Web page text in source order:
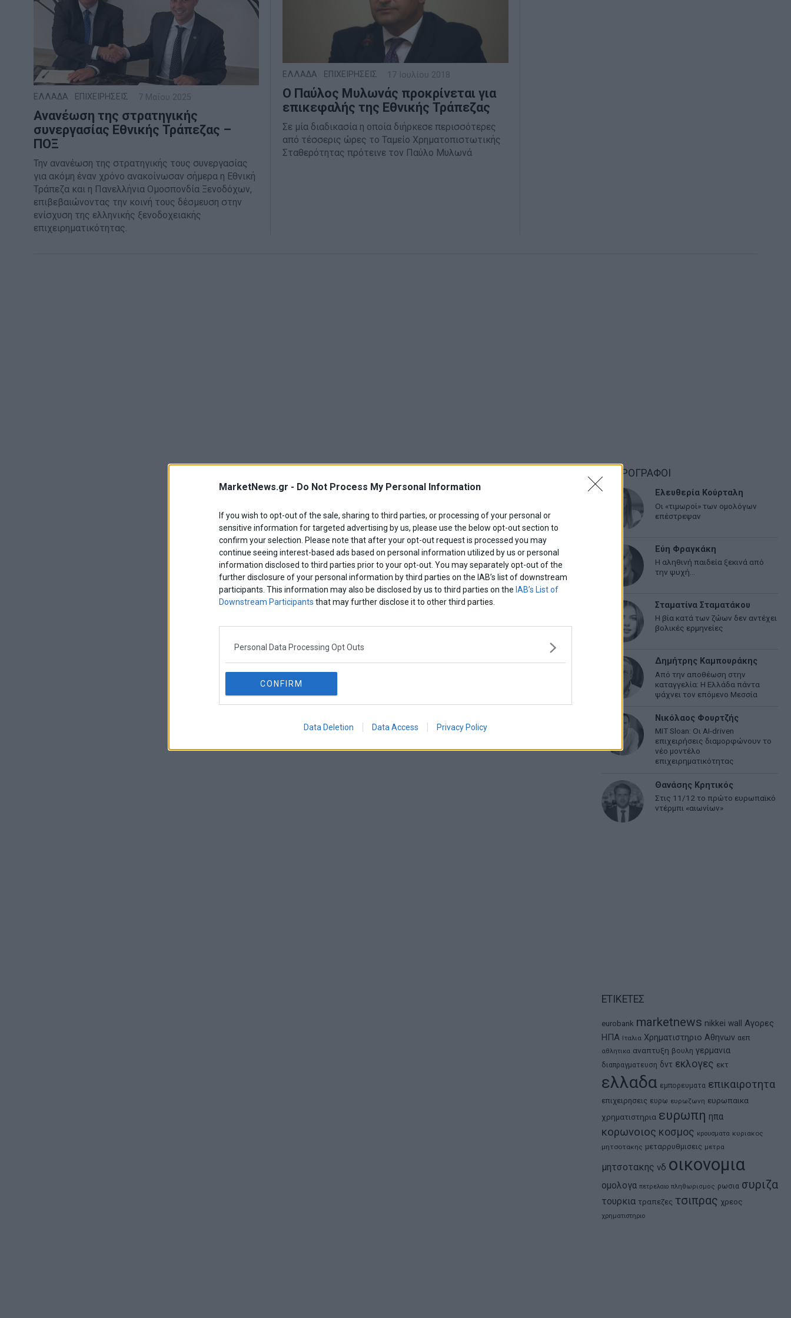
MarketNews.gr - Do Not Process My Personal Information
If you wish to opt-out of the sale, sharing to third parties, or processing of your personal or
sensitive information for targeted advertising by us, please use the below opt-out section to
confirm your selection. Please note that after your opt-out request is processed you may
continue seeing interest-based ads based on personal information utilized by us or personal
information disclosed to third parties prior to your opt-out. You may separately opt-out of the
further disclosure of your personal information by third parties on the IAB’s list of downstream
participants. This information may also be disclosed by us to third parties on the IAB’s List of
Downstream Participants that may further disclose it to other third parties.
Personal Data Processing Opt Outs
CONFIRM
Data Deletion Data Access Privacy Policy
ΕΛΛΑΔΑ ΕΠΙΧΕΙΡΗΣΕΙΣ 7 Μαΐου 2025
Ανανέωση της στρατηγικής
συνεργασίας Εθνικής Τράπεζας –
ΠΟΞ
Την ανανέωση της στρατηγικής τους συνεργασίας
για ακόμη έναν χρόνο ανακοίνωσαν σήμερα η Εθνική
Τράπεζα και η Πανελλήνια Ομοσπονδία Ξενοδόχων,
επιβεβαιώνοντας την κοινή τους δέσμευση στην
ενίσχυση της ελληνικής ξενοδοχειακής
επιχειρηματικότητας.
ΕΛΛΑΔΑ ΕΠΙΧΕΙΡΗΣΕΙΣ 17 Ιουλίου 2018
Ο Παύλος Μυλωνάς προκρίνεται για
επικεφαλής της Εθνικής Τράπεζας
Σε μία διαδικασία η οποία διήρκεσε περισσότερες
από τέσσερις ώρες το Ταμείο Χρηματοπιστωτικής
Σταθερότητας πρότεινε τον Παύλο Μυλωνά
ΑΡΘΡΟΓΡΑΦΟΙ
Ελευθερία Κούρταλη
Οι «τιμωροί» των ομολόγων
επέστρεψαν
Εύη Φραγκάκη
Η αληθινή παιδεία ξεκινά από
την ψυχή…
Σταματίνα Σταματάκου
Η βία κατά των ζώων δεν αντέχει
βολικές ερμηνείες
Δημήτρης Καμπουράκης
Από την αποθέωση στην
καταγγελία: Η Ελλάδα πάντα
ψάχνει τον επόμενο Μεσσία
Νικόλαος Φουρτζής
MIT Sloan: Οι AI-driven
επιχειρήσεις διαμορφώνουν το
νέο μοντέλο
επιχειρηματικότητας
Θανάσης Κρητικός
Στις 11/12 το πρώτο ευρωπαϊκό
ντέρμπι «αιωνίων»
ΕΤΙΚΕΤΕΣ
eurobank marketnews nikkei wall
Αγορες
ΗΠΑ Ιταλια Χρηματιστηριο Αθηνων αεπ
αθλητικα αναπτυξη βουλη γερμανια
διαπραγματευση δντ εκλογες εκτ
ελλαδα εμπορευματα επικαιροτητα
επιχειρησεις ευρω ευρωζωνη ευρωπαικα
χρηματιστηρια ευρωπη ηπα
κορωνοιος κοσμος κρουσματα κυριακος
μητσοτακης μεταρρυθμισεις μετρα
μητσοτακης νδ οικονομια
ομολογα πετρελαιο πληθωρισμος ρωσια συριζα
τουρκια τραπεζες τσιπρας χρεος
χρηματιστηριο